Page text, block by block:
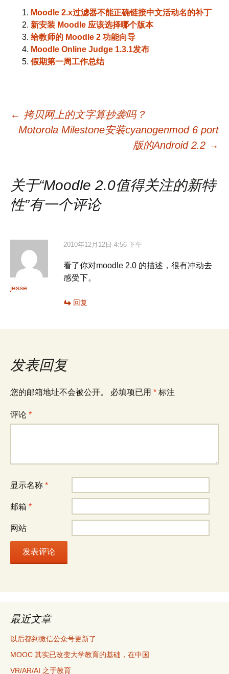
Moodle 2.x过滤器不能正确链接中文活动名的补丁
新安装 Moodle 应该选择哪个版本
给教师的 Moodle 2 功能向导
Moodle Online Judge 1.3.1发布
假期第一周工作总结
文
导
航
← 拷贝网上的文字算抄袭吗？
Motorola Milestone安装cyanogenmod 6 port
版的Android 2.2 →
关于“Moodle 2.0值得关注的新特
性”有一个评论
jesse
2010年12月12日 4:56 下午
看了你对moodle 2.0 的描述，很有冲动去
感受下。
回复
发表回复
您的邮箱地址不会被公开。 必填项已用 * 标注
评论 *
显示名称 *
邮箱 *
网站
最近文章
以后都到微信公众号更新了
MOOC 其实已改变大学教育的基础，在中国
VR/AR/AI 之于教育